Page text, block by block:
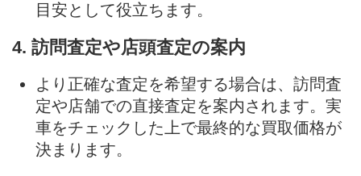
目安として役立ちます。
4. 訪問査定や店頭査定の案内
より正確な査定を希望する場合は、訪問査
定や店舗での直接査定を案内されます。実
車をチェックした上で最終的な買取価格が
決まります。